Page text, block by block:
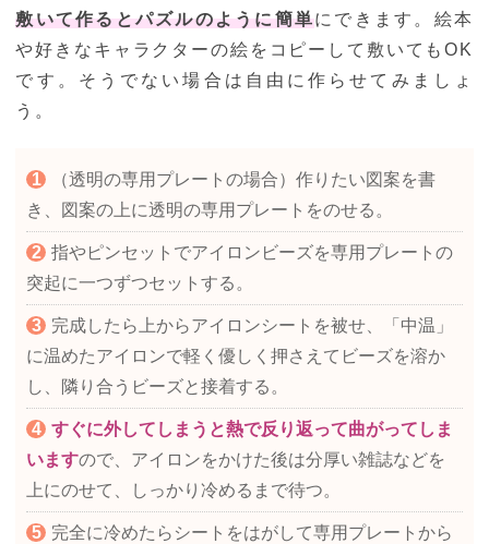
敷いて作るとパズルのように簡単にできます。絵本
や好きなキャラクターの絵をコピーして敷いてもOK
です。そうでない場合は自由に作らせてみましょ
う。
（透明の専用プレートの場合）作りたい図案を書
き、図案の上に透明の専用プレートをのせる。
指やピンセットでアイロンビーズを専用プレートの
突起に一つずつセットする。
完成したら上からアイロンシートを被せ、「中温」
に温めたアイロンで軽く優しく押さえてビーズを溶か
し、隣り合うビーズと接着する。
すぐに外してしまうと熱で反り返って曲がってしま
いますので、アイロンをかけた後は分厚い雑誌などを
上にのせて、しっかり冷めるまで待つ。
完全に冷めたらシートをはがして専用プレートから